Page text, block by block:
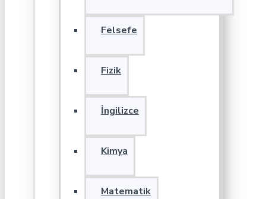
Felsefe
Fizik
İngilizce
Kimya
Matematik